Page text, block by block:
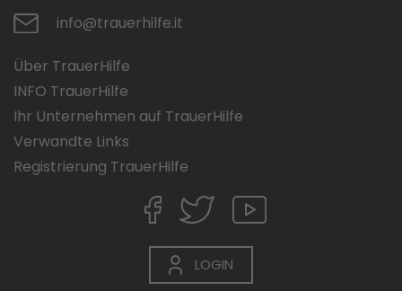
info@trauerhilfe.it
Über TrauerHilfe
INFO TrauerHilfe
Ihr Unternehmen auf TrauerHilfe
Verwandte Links
Registrierung TrauerHilfe
LOGIN